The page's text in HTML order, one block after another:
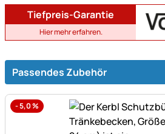
Tiefpreis-Garantie
Hier mehr erfahren.
Passendes Zubehör
-5,0%